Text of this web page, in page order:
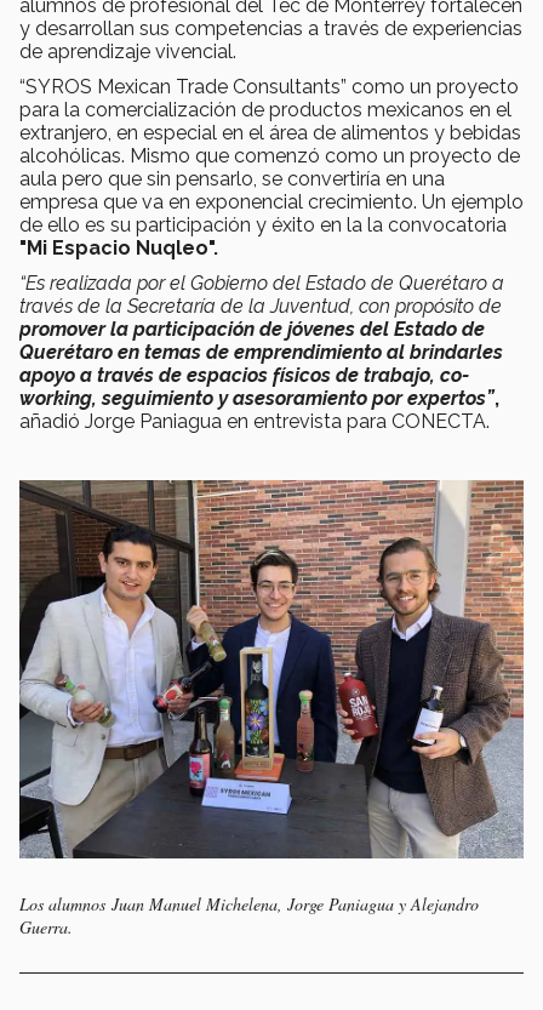
alumnos de profesional del Tec de Monterrey fortalecen
y desarrollan sus competencias a través de experiencias
de aprendizaje vivencial.
“SYROS Mexican Trade Consultants” como un proyecto
para la comercialización de productos mexicanos en el
extranjero, en especial en el área de alimentos y bebidas
alcohólicas. Mismo que comenzó como un proyecto de
aula pero que sin pensarlo, se convertiría en una
empresa que va en exponencial crecimiento. Un ejemplo
de ello es su participación y éxito en la la convocatoria
"Mi Espacio Nuqleo".
“Es realizada por el Gobierno del Estado de Querétaro a
través de la Secretaría de la Juventud, con propósito de
promover la participación de jóvenes del Estado de
Querétaro en temas de emprendimiento al brindarles
apoyo a través de espacios físicos de trabajo, co-
working, seguimiento y asesoramiento por expertos”,
añadió Jorge Paniagua en entrevista para CONECTA.
Los alumnos Juan Manuel Michelena, Jorge Paniagua y Alejandro
Guerra.